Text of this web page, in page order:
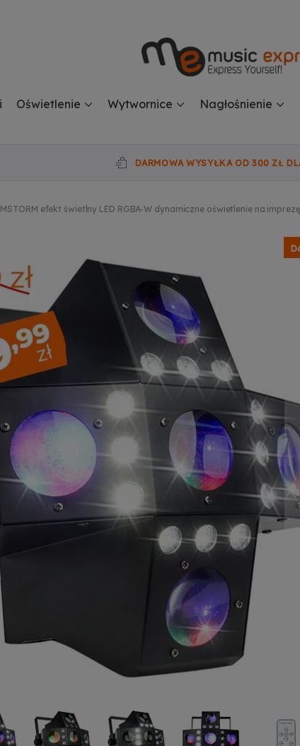
Oświetlenie Wytwornice Nagłośnienie
DARMOWA WYSYŁKA OD 300 ZŁ
efekt świetlny LED RGBA-W dynamiczne oświetlenie na